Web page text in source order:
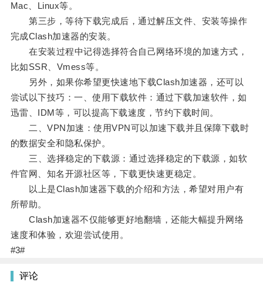
Mac、Linux等。
第三步，等待下载完成后，通过解压文件、安装等操作
完成Clash加速器的安装。
在安装过程中记得选择符合自己网络环境的加速方式，
比如SSR、Vmess等。
另外，如果你希望更快速地下载Clash加速器，还可以
尝试以下技巧：一、使用下载软件：通过下载加速软件，如
迅雷、IDM等，可以提高下载速度，节约下载时间。
二、VPN加速：使用VPN可以加速下载并且保障下载时
的数据安全和隐私保护。
三、选择稳定的下载源：通过选择稳定的下载源，如软
件官网、知名开源社区等，下载更快速更稳定。
以上是Clash加速器下载的介绍和方法，希望对用户有
所帮助。
Clash加速器不仅能够更好地翻墙，还能大幅提升网络
速度和体验，欢迎尝试使用。
#3#
评论